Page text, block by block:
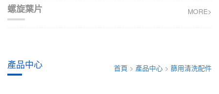
MORE>
螺旋葉片
首頁 > 產品中心 > 篩用清洗配件
產品中心